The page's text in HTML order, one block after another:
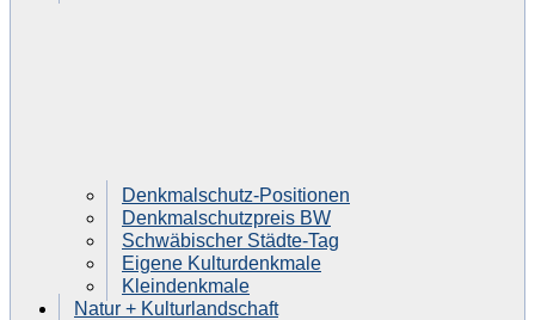
Denkmalschutz-Positionen
Denkmalschutzpreis BW
Schwäbischer Städte-Tag
Eigene Kulturdenkmale
Kleindenkmale
Natur + Kulturlandschaft